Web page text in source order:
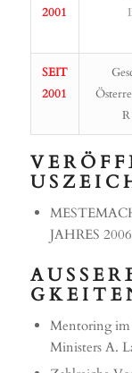
2001
SEIT
2001
V E R Ö F
U S Z E I C
JAHRES 2006
A U S S E
G K E I T E
Mentoring im
Ministers A.